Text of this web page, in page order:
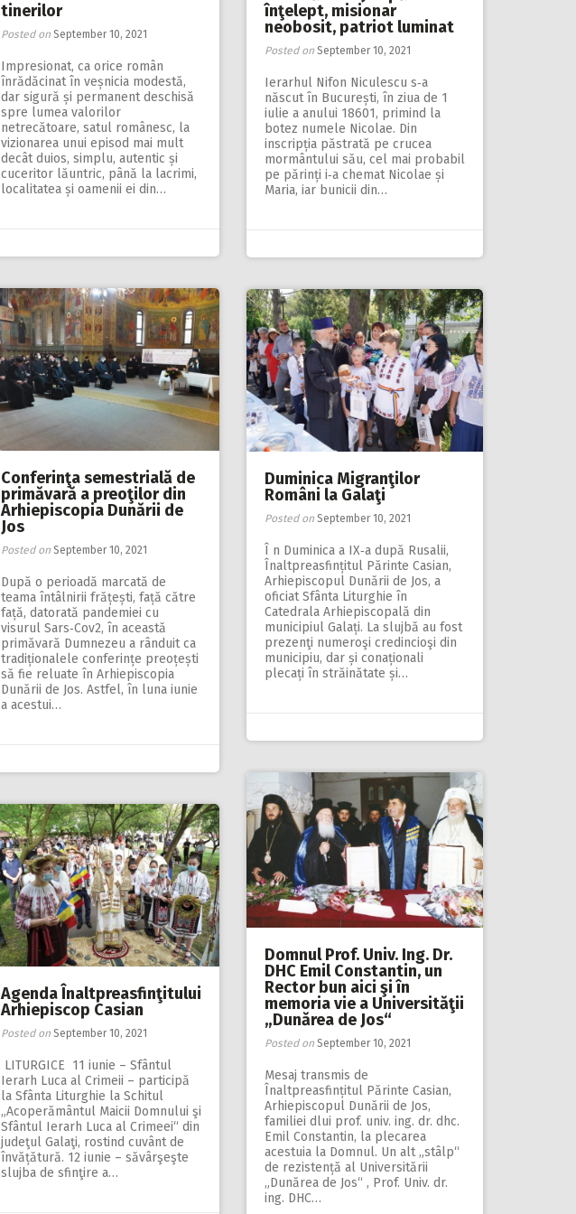
tinerilor
Posted on September 10, 2021
Impresionat, ca orice român
înrădăcinat în veșnicia modestă,
dar sigură și permanent deschisă
spre lumea valorilor
netrecătoare, satul românesc, la
vizionarea unui episod mai mult
decât duios, simplu, autentic și
cuceritor lăuntric, până la lacrimi,
localitatea și oamenii ei din…
înţelept, misionar
neobosit, patriot luminat
Posted on September 10, 2021
Ierarhul Nifon Niculescu s‑a
născut în București, în ziua de 1
iulie a anului 18601, primind la
botez numele Nicolae. Din
inscripția păstrată pe crucea
mormântului său, cel mai probabil
pe părinți i‑a chemat Nicolae și
Maria, iar bunicii din…
Conferinţa semestrială de
primăvară a preoţilor din
Arhiepiscopia Dunării de
Jos
Posted on September 10, 2021
După o perioadă marcată de
teama întâlnirii frățești, față către
față, datorată pandemiei cu
visurul Sars‑Cov2, în această
primăvară Dumnezeu a rânduit ca
tradiționalele conferințe preoțești
să fie reluate în Arhiepiscopia
Dunării de Jos. Astfel, în luna iunie
a acestui…
Duminica Migranţilor
Români la Galaţi
Posted on September 10, 2021
Î n Duminica a IX‑a după Rusalii,
Înaltpreasfințitul Părinte Casian,
Arhiepiscopul Dunării de Jos, a
oficiat Sfânta Liturghie în
Catedrala Arhiepiscopală din
municipiul Galați. La slujbă au fost
prezenţi numeroşi credincioşi din
municipiu, dar și conaționali
plecați în străinătate și…
Domnul Prof. Univ. Ing. Dr.
DHC Emil Constantin, un
Rector bun aici şi în
memoria vie a Universităţii
„Dunărea de Jos“
Posted on September 10, 2021
Mesaj transmis de
Înaltpreasfințitul Părinte Casian,
Arhiepiscopul Dunării de Jos,
familiei dlui prof. univ. ing. dr. dhc.
Emil Constantin, la plecarea
acestuia la Domnul. Un alt „stâlp“
de rezistență al Universitării
„Dunărea de Jos“ , Prof. Univ. dr.
ing. DHC…
Agenda Înaltpreasfinţitului
Arhiepiscop Casian
Posted on September 10, 2021
LITURGICE 11 iunie – Sfântul
Ierarh Luca al Crimeii – participă
la Sfânta Liturghie la Schitul
„Acoperământul Maicii Domnului şi
Sfântul Ierarh Luca al Crimeei“ din
judeţul Galaţi, rostind cuvânt de
învățătură. 12 iunie – săvârşeşte
slujba de sfinţire a…